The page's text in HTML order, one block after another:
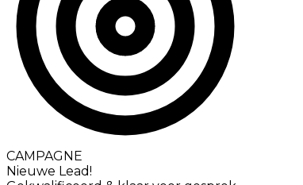
CAMPAGNE
Nieuwe Lead!